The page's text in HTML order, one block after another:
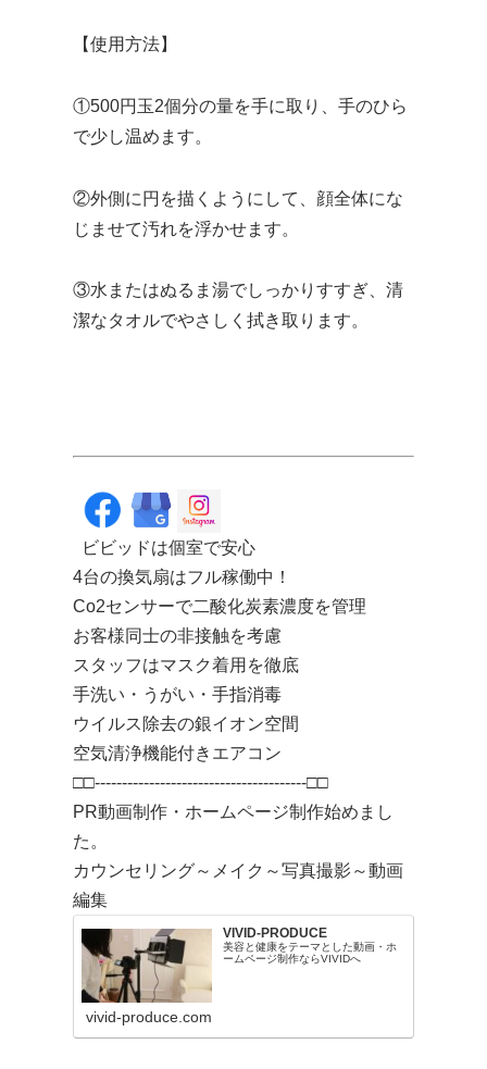
【使用方法】
①500円玉2個分の量を手に取り、手のひら
で少し温めます。
②外側に円を描くようにして、顔全体にな
じませて汚れを浮かせます。
③水またはぬるま湯でしっかりすすぎ、清
潔なタオルでやさしく拭き取ります。
ビビッドは個室で安心
4台の換気扇はフル稼働中！
Co2センサーで二酸化炭素濃度を管理
お客様同士の非接触を考慮
スタッフはマスク着用を徹底
手洗い・うがい・手指消毒
ウイルス除去の銀イオン空間
空気清浄機能付きエアコン
□□---------------------------------------□□
PR動画制作・ホームページ制作始めまし
た。
カウンセリング～メイク～写真撮影～動画
編集
VIVID-PRODUCE
美容と健康をテーマとした動画・ホ
ームページ制作ならVIVIDへ
vivid-produce.com